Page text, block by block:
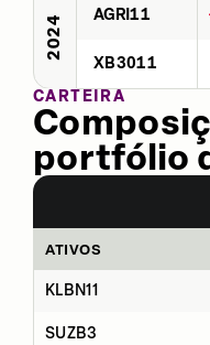
2024 AGRI11
XB3011
CARTEIRA
portfólio
ATIVOS
KLBN11
SUZB3